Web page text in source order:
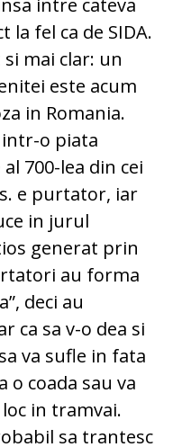
intre cateva
la fel ca de SIDA.
mai clar: un
este acum
in Romania.
o piata
700-lea din cei
e purtator, iar
in jurul
generat prin
au forma
deci au
ca sa v-o dea si
va sufle in fata
o coada sau va
in tramvai.
sa trantesc